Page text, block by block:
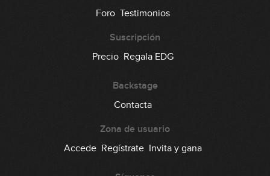
Foro Testimonios
Suscripción
Precio Regala EDG
Backstage
Contacta
Zona de usuario
Accede Regístrate Invita y gana